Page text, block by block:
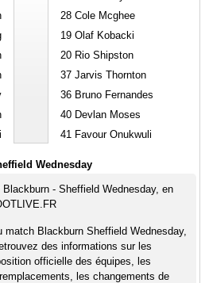
28 Cole Mcghee
19 Olaf Kobacki
20 Rio Shipston
37 Jarvis Thornton
36 Bruno Fernandes
40 Devlan Moses
41 Favour Onukwuli
Wednesday
- Sheffield Wednesday, en
Blackburn Sheffield Wednesday,
des informations sur les
officielle des équipes, les
les changements de